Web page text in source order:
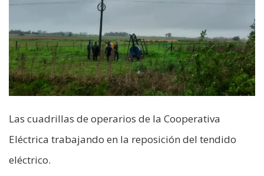
Las cuadrillas de operarios de la Cooperativa
Eléctrica trabajando en la reposición del tendido
eléctrico.